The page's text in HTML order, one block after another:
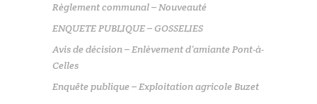
Règlement communal – Nouveauté
ENQUETE PUBLIQUE – GOSSELIES
Avis de décision – Enlèvement d’amiante Pont-à-
Celles
Enquête publique – Exploitation agricole Buzet